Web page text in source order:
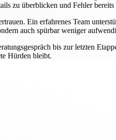
zu überblicken und Fehler
Ein erfahrenes Team
auch spürbar weniger
bis zur letzten
Hürden bleibt.